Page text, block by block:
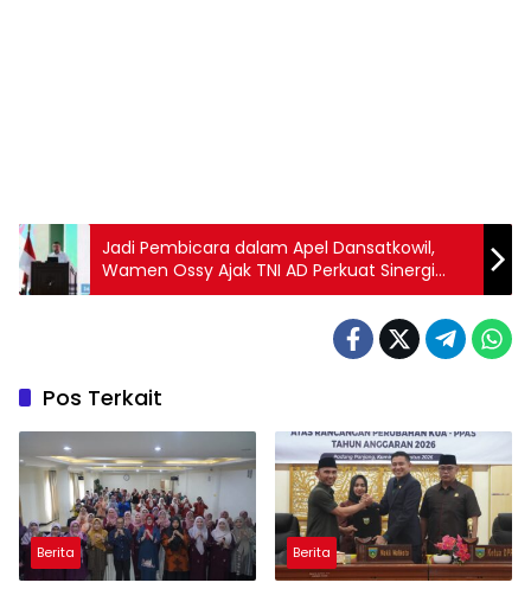
Jadi Pembicara dalam Apel Dansatkowil,
Wamen Ossy Ajak TNI AD Perkuat Sinergi
untuk Menjaga Tanah Negara
Pos Terkait
Berita Berita